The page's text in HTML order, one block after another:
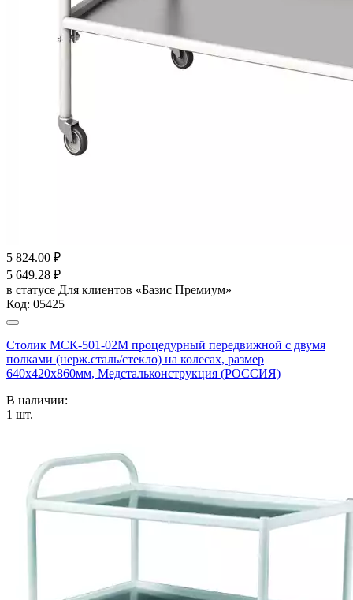
5 824.00 ₽
5 649.28 ₽
в статусе Для клиентов «Базис Премиум»
Код: 05425
Столик МСК-501-02М процедурный передвижной с двумя
полками (нерж.сталь/стекло) на колесах, размер
640х420х860мм, Медстальконструкция (РОССИЯ)
В наличии:
1 шт.